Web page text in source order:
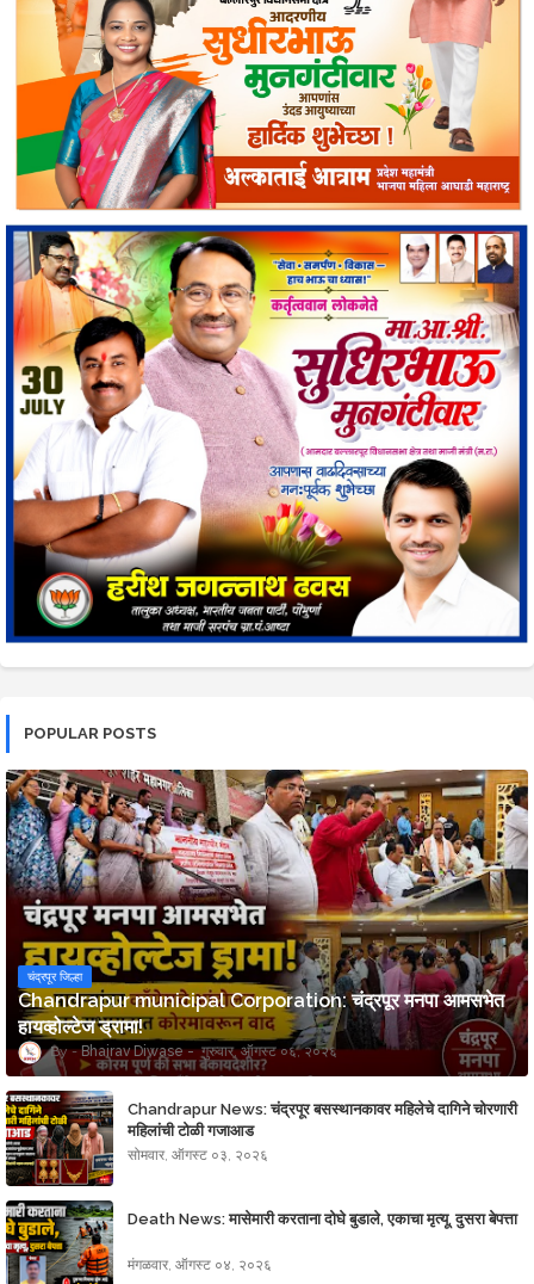
POPULAR POSTS
चंद्रपूर जिल्हा
Chandrapur municipal Corporation: चंद्रपूर मनपा आमसभेत
हायव्होल्टेज ड्रामा!
Bhairav Diwase गुरुवार, ऑगस्ट ०६, २०२६
Chandrapur News: चंद्रपूर बसस्थानकावर महिलेचे दागिने चोरणारी
महिलांची टोळी गजाआड
सोमवार, ऑगस्ट ०३, २०२६
Death News: मासेमारी करताना दोघे बुडाले, एकाचा मृत्यू, दुसरा बेपत्ता
मंगळवार, ऑगस्ट ०४, २०२६